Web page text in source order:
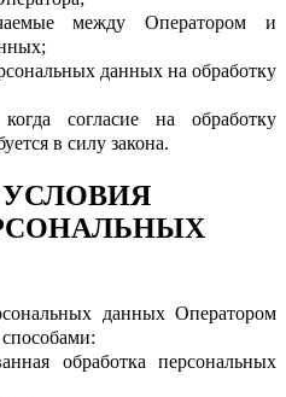
между Оператором и
данных на обработку
согласие на обработку
в силу закона.
данных Оператором
обработка персональных